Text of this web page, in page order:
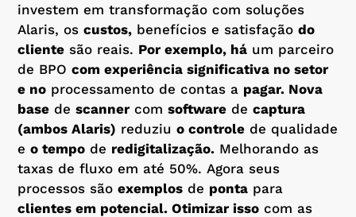
investem em transformação com soluções
Alaris, os custos, benefícios e satisfação do
cliente são reais. Por exemplo, há um parceiro
de BPO com experiência significativa no setor
e no processamento de contas a pagar. Nova
base de scanner com software de captura
(ambos Alaris) reduziu o controle de qualidade
e o tempo de redigitalização. Melhorando as
taxas de fluxo em até 50%. Agora seus
processos são exemplos de ponta
clientes em potencial. Otimizar isso com as